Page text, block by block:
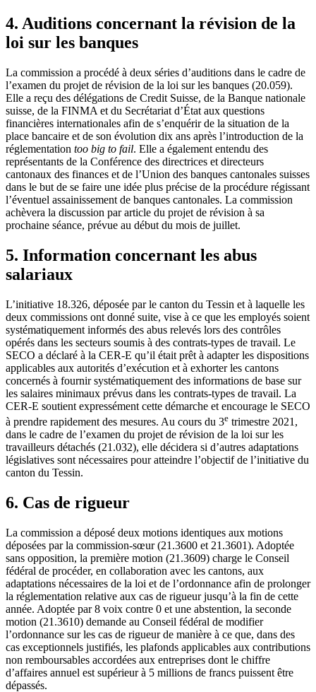
4. Auditions concernant la révision de la
loi sur les banques
La commission a procédé à deux séries d’auditions dans le cadre de
l’examen du projet de révision de la loi sur les banques (20.059).
Elle a reçu des délégations de Credit Suisse, de la Banque nationale
suisse, de la FINMA et du Secrétariat d’État aux questions
financières internationales afin de s’enquérir de la situation de la
place bancaire et de son évolution dix ans après l’introduction de la
réglementation too big to fail. Elle a également entendu des
représentants de la Conférence des directrices et directeurs
cantonaux des finances et de l’Union des banques cantonales suisses
dans le but de se faire une idée plus précise de la procédure régissant
l’éventuel assainissement de banques cantonales. La commission
achèvera la discussion par article du projet de révision à sa
prochaine séance, prévue au début du mois de juillet.
5. Information concernant les abus
salariaux
L’initiative 18.326, déposée par le canton du Tessin et à laquelle les
deux commissions ont donné suite, vise à ce que les employés soient
systématiquement informés des abus relevés lors des contrôles
opérés dans les secteurs soumis à des contrats-types de travail. Le
SECO a déclaré à la CER‑E qu’il était prêt à adapter les dispositions
applicables aux autorités d’exécution et à exhorter les cantons
concernés à fournir systématiquement des informations de base sur
les salaires minimaux prévus dans les contrats-types de travail. La
CER-E soutient expressément cette démarche et encourage le SECO
à prendre rapidement des mesures. Au cours du 3e trimestre 2021,
dans le cadre de l’examen du projet de révision de la loi sur les
travailleurs détachés (21.032), elle décidera si d’autres adaptations
législatives sont nécessaires pour atteindre l’objectif de l’initiative du
canton du Tessin.
6. Cas de rigueur
La commission a déposé deux motions identiques aux motions
déposées par la commission-sœur (21.3600 et 21.3601). Adoptée
sans opposition, la première motion (21.3609) charge le Conseil
fédéral de procéder, en collaboration avec les cantons, aux
adaptations nécessaires de la loi et de l’ordonnance afin de prolonger
la réglementation relative aux cas de rigueur jusqu’à la fin de cette
année. Adoptée par 8 voix contre 0 et une abstention, la seconde
motion (21.3610) demande au Conseil fédéral de modifier
l’ordonnance sur les cas de rigueur de manière à ce que, dans des
cas exceptionnels justifiés, les plafonds applicables aux contributions
non remboursables accordées aux entreprises dont le chiffre
d’affaires annuel est supérieur à 5 millions de francs puissent être
dépassés.